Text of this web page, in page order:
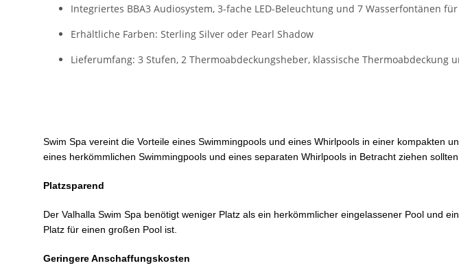
Integriertes BBA3 Audiosystem, 3-fache LED-Beleuchtung und 7 Wasserfontänen
Erhältliche Farben: Sterling Silver oder Pearl Shadow
Lieferumfang: 3 Stufen, 2 Thermoabdeckungsheber, klassische Thermoabdeckung
Swim Spa vereint die Vorteile eines Swimmingpools und eines Whirlpools in einer kompakten
eines herkömmlichen Swimmingpools und eines separaten Whirlpools in Betracht ziehen
Platzsparend
Der Valhalla Swim Spa benötigt weniger Platz als ein herkömmlicher eingelassener Pool und
Platz für einen großen Pool ist.
Geringere Anschaffungskosten